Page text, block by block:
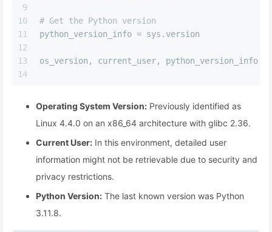
9
10
11
12
13
14
# Get the Python version
python_version_info = sys.version
os_version, current_user, python_version_info
Operating System Version: Previously identified as
Linux 4.4.0 on an x86_64 architecture with glibc 2.36.
Current User: In this environment, detailed user
information might not be retrievable due to security and
privacy restrictions.
Python Version: The last known version was Python
3.11.8.